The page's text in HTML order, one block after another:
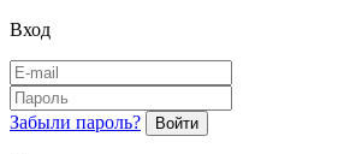
Вход
Забыли пароль?